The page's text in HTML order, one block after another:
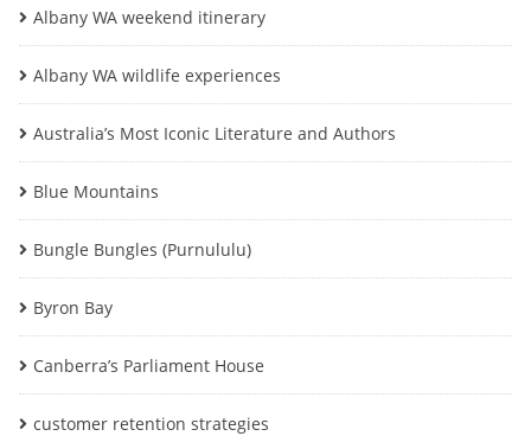
Albany WA weekend itinerary
Albany WA wildlife experiences
Australia’s Most Iconic Literature and Authors
Blue Mountains
Bungle Bungles (Purnululu)
Byron Bay
Canberra’s Parliament House
customer retention strategies